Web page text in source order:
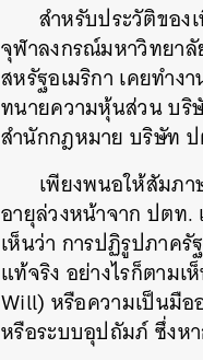
สำหรับประวัติขอ
จุฬาลงกรณ์มหาวิทยา
สหรัฐอเมริกา เคยทำ
ทนายความหุ้นส่วน บริ
สำนักกฎหมาย บริษัท
เพียงพนอให้สัมภ
อายุล่วงหน้าจาก ปตท.
เห็นว่า การปฏิรูปภาครั
แท้จริง อย่างไรก็ตาม
Will) หรือความเป็นมือ
หรือระบบอุปถัมภ์ ซึ่งห